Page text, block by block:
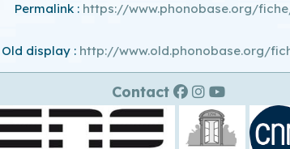
Permalink : https://www.phonobase.org/
Old display : http://www.old.phonobase.org/
Contact